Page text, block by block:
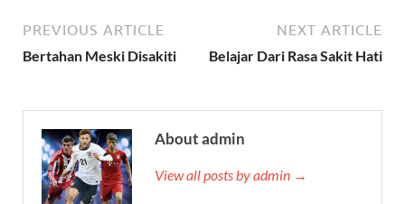
PREVIOUS ARTICLE
Bertahan Meski Disakiti
NEXT ARTICLE
Belajar Dari Rasa Sakit Hati
About admin
View all posts by admin →